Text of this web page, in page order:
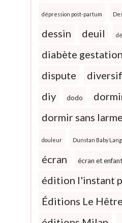
dépression post-partum
dessin
deuil
diabète
dispute
diy
dodo
dormir sans
douleur Dunstan Baby
écran écran et enfant
édition l'instant
Éditions Le